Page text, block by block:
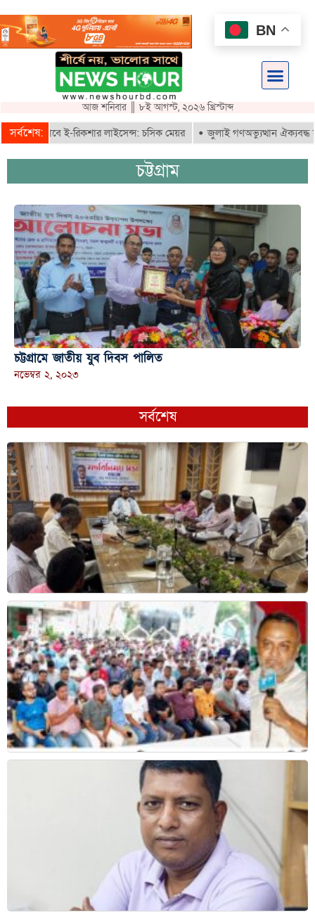
আজ শনিবার ║ ৮ই আগস্ট, ২০২৬ খ্রিস্টাব্দ
সর্বশেষ:
পাবে ই-রিকশার লাইসেন্স: চসিক মেয়র জুলাই গণঅভ্যুত্থান ঐক্যবদ্ধ
চট্টগ্রাম
চট্টগ্রামে জাতীয় যুব দিবস পালিত
নভেম্বর ২, ২০২৩
সর্বশেষ
BN